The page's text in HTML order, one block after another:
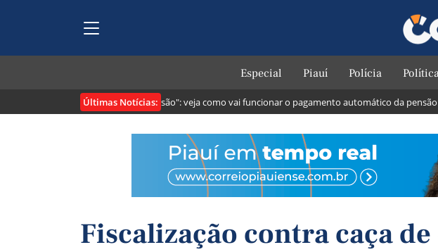
Especial Piauí Polícia
Últimas Notícias:
Lei cria o "Pix Pensão": veja como vai funcionar o pagamento automático da pensão
Fiscalização contra caça